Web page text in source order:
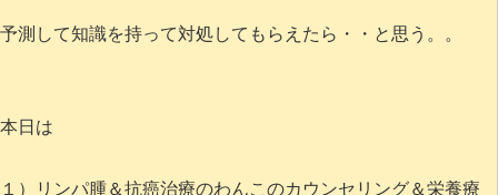
予測して知識を持って対処してもらえたら・・と思う。。
本日は
１）リンパ腫＆抗癌治療のわんこのカウンセリング＆栄養療